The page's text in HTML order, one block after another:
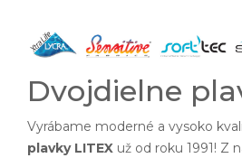
Dvojdielne
Vyrábame moderné a vysoko
plavky LITEX už od roku 1991! Z